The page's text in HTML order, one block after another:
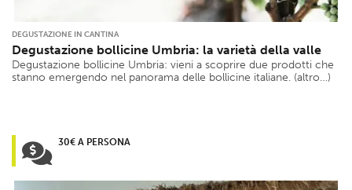
DEGUSTAZIONE IN CANTINA
Degustazione bollicine Umbria: la varietà della valle
Degustazione bollicine Umbria: vieni a scoprire due prodotti che
stanno emergendo nel panorama delle bollicine italiane. (altro…)
30€ A PERSONA